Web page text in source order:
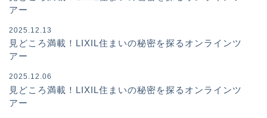
アー
2025.12.13
見どころ満載！LIXIL住まいの秘密を探るオンラインツ
アー
2025.12.06
見どころ満載！LIXIL住まいの秘密を探るオンラインツ
アー